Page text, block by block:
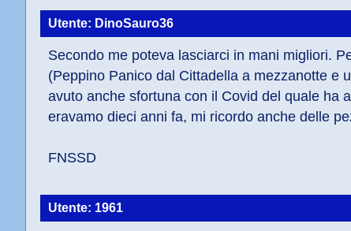
Utente: DinoSauro36
Secondo me poteva lasciarci in mani migliori.
(Peppino Panico dal Cittadella a mezzanotte e
avuto anche sfortuna con il Covid del quale ha
eravamo dieci anni fa, mi ricordo anche delle
FNSSD
Utente: 1961